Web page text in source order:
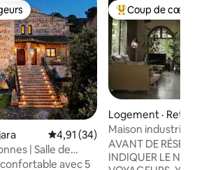
Note moyenne de 4,91 sur 5,
4,91 (34)
| Salle de
salée | Chargeur
avec 5
Coup de cœur
Coup de cœur
Logement · Retiro
Maison
AVANT DE
INDIQUER LE